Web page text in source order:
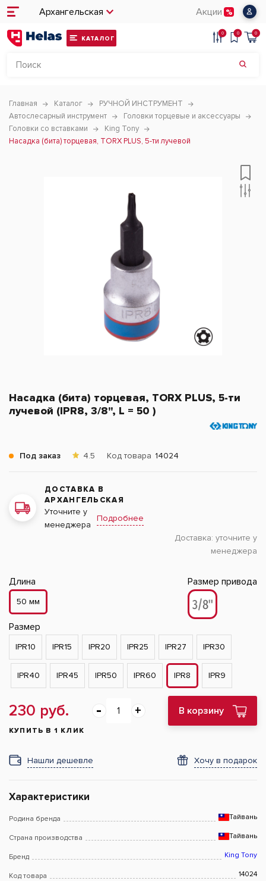
Архангельская Акции
КАТАЛОГ
0 0 0
Главная Каталог
РУЧНОЙ ИНСТРУМЕНТ
Автослесарный инструмент
Головки торцевые и аксессуары
Головки со вставками
King Tony
Насадка (бита) торцевая, TORX PLUS, 5-ти лучевой
Насадка (бита) торцевая, TORX PLUS, 5-ти
лучевой (IPR8, 3/8", L = 50 )
Под заказ 4.5 Код товара 14024
ДОСТАВКА В
АРХАНГЕЛЬСКАЯ
Уточните у
менеджера
Подробнее
Доставка: уточните у
менеджера
Длина
50 мм
Размер привода
Размер
IPR10 IPR15 IPR20 IPR25 IPR27 IPR30
IPR40 IPR45 IPR50 IPR60 IPR8 IPR9
230 руб. В корзину
КУПИТЬ В 1 КЛИК
Нашли дешевле Хочу в подарок
Характеристики
Родина бренда Тайвань
Страна производства Тайвань
Бренд King Tony
Код товара 14024